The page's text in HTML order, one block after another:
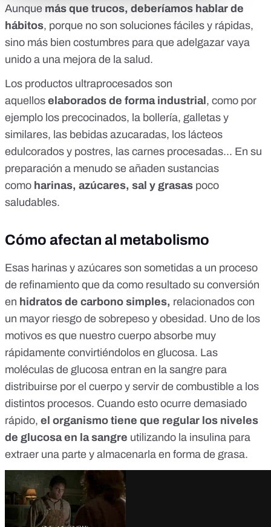
Aunque más que trucos, deberíamos hablar de
hábitos, porque no son soluciones fáciles y rápidas,
sino más bien costumbres para que adelgazar vaya
unido a una mejora de la salud.
Los productos ultraprocesados son
aquellos elaborados de forma industrial , como por
ejemplo los precocinados, la bollería, galletas y
similares, las bebidas azucaradas, los lácteos
edulcorados y postres, las carnes procesadas... En su
preparación a menudo se añaden sustancias
como harinas, azúcares, sal y grasas poco
saludables.
Cómo afectan al metabolismo
Esas harinas y azúcares son sometidas a un proceso
de refinamiento que da como resultado su conversión
en hidratos de carbono simples, relacionados con
un mayor riesgo de sobrepeso y obesidad. Uno de los
motivos es que nuestro cuerpo absorbe muy
rápidamente convirtiéndolos en glucosa. Las
moléculas de glucosa entran en la sangre para
distribuirse por el cuerpo y servir de combustible a los
distintos procesos. Cuando esto ocurre demasiado
rápido, el organismo tiene que regular los niveles
de glucosa en la sangre utilizando la insulina para
extraer una parte y almacenarla en forma de grasa.